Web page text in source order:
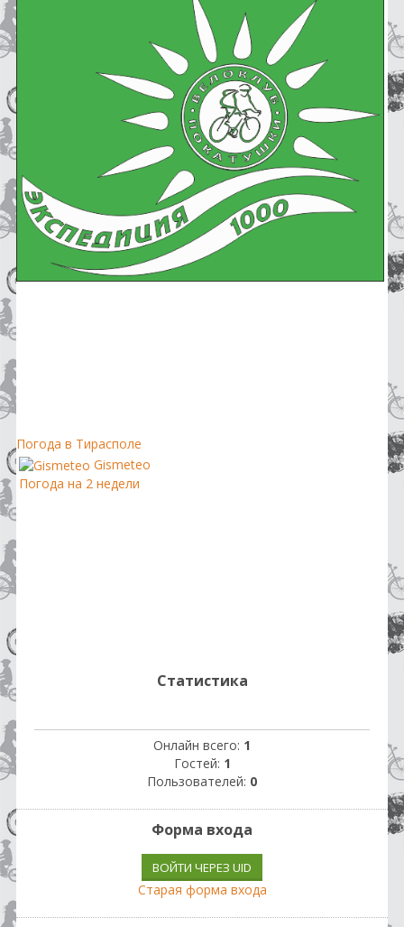
Погода в Тирасполе
Gismeteo
Погода на 2 недели
Статистика
Онлайн всего: 1
Гостей: 1
Пользователей: 0
Форма входа
ВОЙТИ ЧЕРЕЗ UID
Старая форма входа